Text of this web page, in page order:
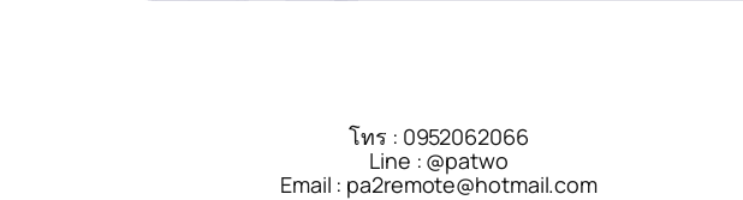
โทร : 0952062066
Line : @patwo
Email : pa2remote@hotmail.com